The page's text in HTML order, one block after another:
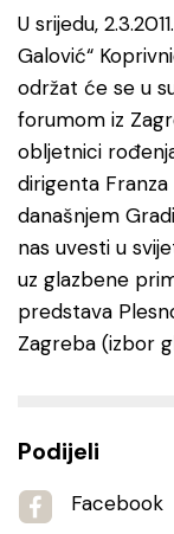
U srijedu,
Galović“
održat će se u
forumom iz
obljetnici
dirigenta Franza
današnjem
nas uvesti u
uz glazbene
predstava
Zagreba (izbor
Podijeli
Facebook